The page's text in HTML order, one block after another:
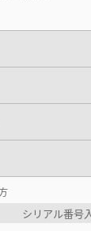
シリアル番号